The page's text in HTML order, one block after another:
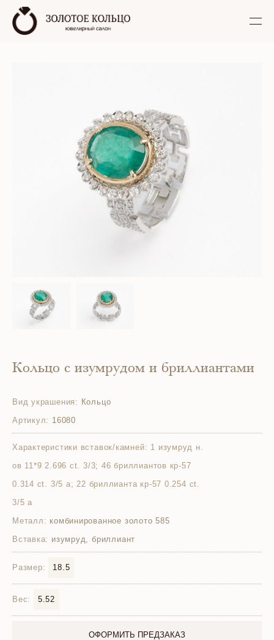
Кольцо с изумрудом и бриллиантами
Вид украшения: Кольцо
Артикул: 16080
Характеристики вставок/камней: 1 изумруд н.
ов 11*9 2.696 ct. 3/3; 46 бриллиантов кр-57
0.314 ct. 3/5 а; 22 бриллианта кр-57 0.254 ct.
3/5 а
Металл: комбинированное золото 585
Вставка: изумруд, бриллиант
Размер: 18.5
Вес: 5.52
ОФОРМИТЬ ПРЕДЗАКАЗ